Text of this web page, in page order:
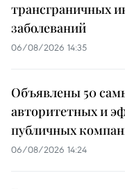
трансграничных
заболеваний
06/08/2026 14:35
Объявлены 50
авторитетных и
публичных
06/08/2026 14:24